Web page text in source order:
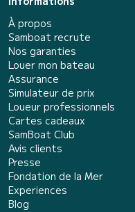
À propos
Samboat recrute
Nos garanties
Louer mon bateau
Assurance
Simulateur de prix
Loueur professionnels
Cartes cadeaux
SamBoat Club
Avis clients
Presse
Fondation de la Mer
Experiences
Blog